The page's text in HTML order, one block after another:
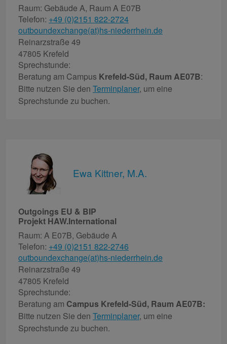
Raum: Gebäude A, Raum A E07B
Telefon: +49 (0)2151 822-2724
outboundexchange(at)hs-niederrhein.de
Reinarzstraße 49
47805 Krefeld
Sprechstunde:
Beratung am Campus Krefeld-Süd, Raum AE07B:
Bitte nutzen Sie den Terminplaner, um eine
Sprechstunde zu buchen.
Ewa Kittner, M.A.
Outgoings EU & BIP
Projekt HAW.International
Raum: A E07B, Gebäude A
Telefon: +49 (0)2151 822-2746
outboundexchange(at)hs-niederrhein.de
Reinarzstraße 49
47805 Krefeld
Sprechstunde:
Beratung am Campus Krefeld-Süd, Raum AE07B:
Bitte nutzen Sie den Terminplaner, um eine
Sprechstunde zu buchen.